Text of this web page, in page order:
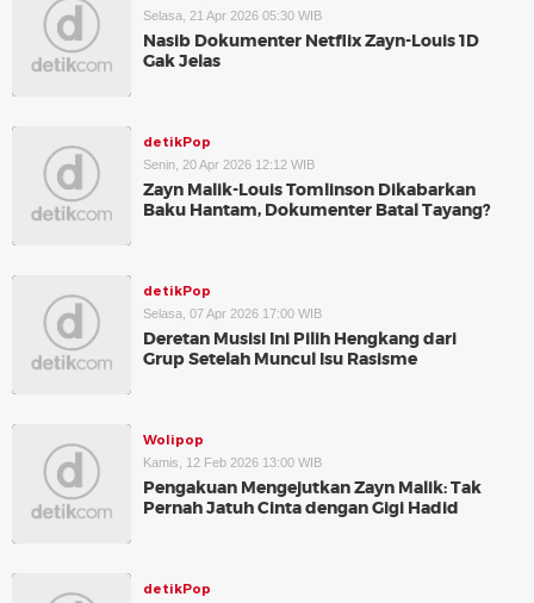
Selasa, 21 Apr 2026 05:30 WIB
Nasib Dokumenter Netflix Zayn-Louis 1D
Gak Jelas
detikPop
Senin, 20 Apr 2026 12:12 WIB
Zayn Malik-Louis Tomlinson Dikabarkan
Baku Hantam, Dokumenter Batal Tayang?
detikPop
Selasa, 07 Apr 2026 17:00 WIB
Deretan Musisi Ini Pilih Hengkang dari
Grup Setelah Muncul Isu Rasisme
Wolipop
Kamis, 12 Feb 2026 13:00 WIB
Pengakuan Mengejutkan Zayn Malik: Tak
Pernah Jatuh Cinta dengan Gigi Hadid
detikPop